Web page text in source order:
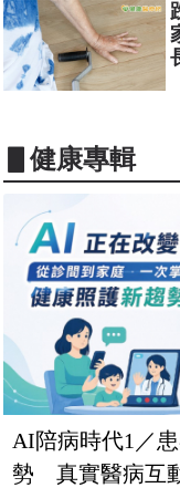
▋健康專輯
AI陪病時代1／
勢 真實醫病互